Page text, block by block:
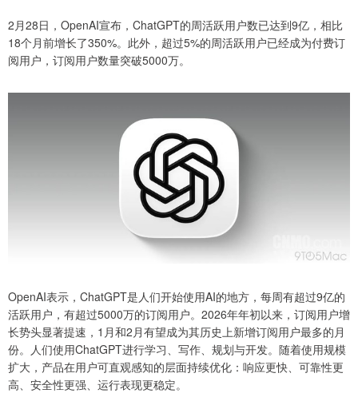
2月28日，OpenAI宣布，ChatGPT的周活跃用户数已达到9亿，相比
18个月前增长了350%。此外，超过5%的周活跃用户已经成为付费订
阅用户，订阅用户数量突破5000万。
OpenAI表示，ChatGPT是人们开始使用AI的地方，每周有超过9亿的
活跃用户，有超过5000万的订阅用户。2026年年初以来，订阅用户增
长势头显著提速，1月和2月有望成为其历史上新增订阅用户最多的月
份。人们使用ChatGPT进行学习、写作、规划与开发。随着使用规模
扩大，产品在用户可直观感知的层面持续优化：响应更快、可靠性更
高、安全性更强、运行表现更稳定。